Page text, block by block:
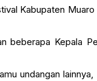
Kabupaten
Kepala
undangan